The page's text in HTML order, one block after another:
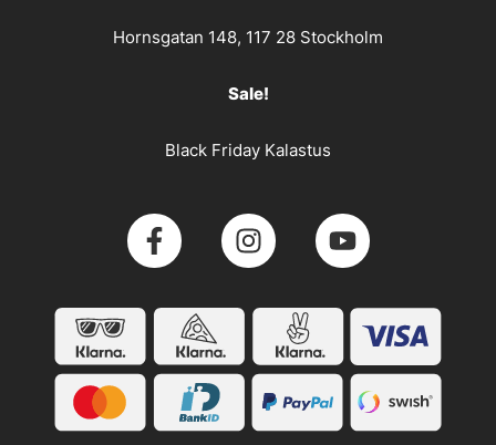
Hornsgatan 148, 117 28 Stockholm
Sale!
Black Friday Kalastus